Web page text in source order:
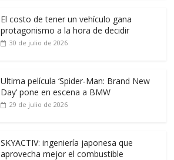
El costo de tener un vehículo gana
protagonismo a la hora de decidir
30 de julio de 2026
Ultima película ‘Spider‑Man: Brand New
Day’ pone en escena a BMW
29 de julio de 2026
SKYACTIV: ingeniería japonesa que
aprovecha mejor el combustible